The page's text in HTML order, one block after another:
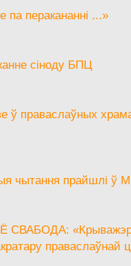
па перакананні ...»
сіноду БПЦ
ў праваслаўных
чытання прайшлі ў
праваслаўнай